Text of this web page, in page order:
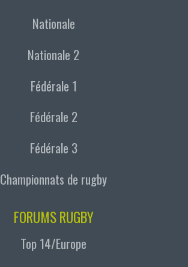
Nationale
Nationale 2
Fédérale 1
Fédérale 2
Fédérale 3
Championnats de rugby
FORUMS RUGBY
Top 14/Europe